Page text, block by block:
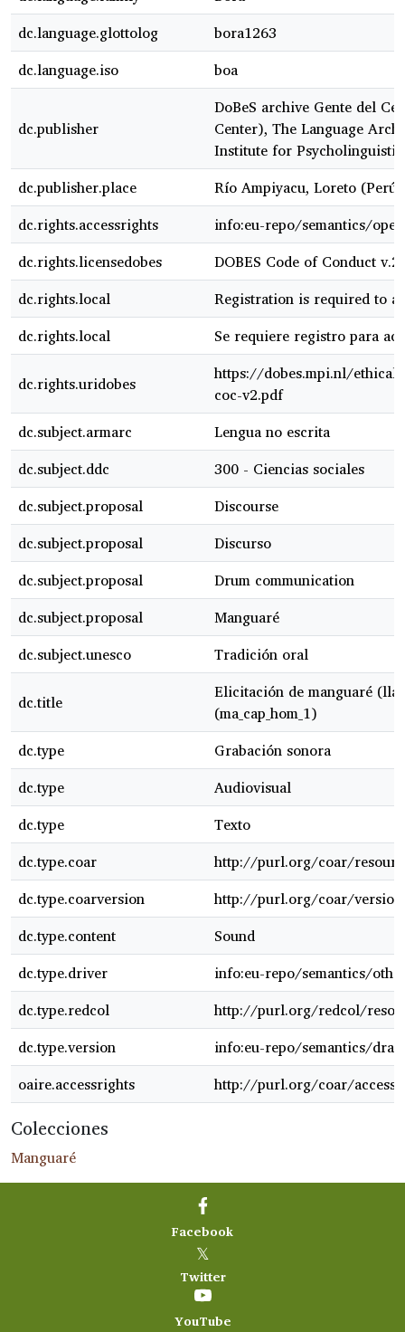
dc.language.glottolog
bora1263
dc.language.iso
boa
dc.publisher
DoBeS archive Gente del
Center), The Language
Institute for
dc.publisher.place
Río Ampiyacu, Loreto (Perú)
dc.rights.accessrights
info:eu-repo/semantics/
dc.rights.licensedobes
DOBES Code of Conduct v.2
dc.rights.local
Registration is required to
dc.rights.local
Se requiere registro para
dc.rights.uridobes
https://dobes.mpi.nl/
coc-v2.pdf
dc.subject.armarc
Lengua no escrita
dc.subject.ddc
300 - Ciencias sociales
dc.subject.proposal
Discourse
dc.subject.proposal
Discurso
dc.subject.proposal
Drum communication
dc.subject.proposal
Manguaré
dc.subject.unesco
Tradición oral
dc.title
Elicitación de manguaré
(ma_cap_hom_1)
dc.type
Grabación sonora
dc.type
Audiovisual
dc.type
Texto
dc.type.coar
http://purl.org/coar/
dc.type.coarversion
http://purl.org/coar/version/
dc.type.content
Sound
dc.type.driver
info:eu-repo/semantics/
dc.type.redcol
http://purl.org/redcol/
dc.type.version
info:eu-repo/semantics/draft
oaire.accessrights
http://purl.org/coar/
Colecciones
Manguaré
Facebook
𝕏
Twitter
YouTube